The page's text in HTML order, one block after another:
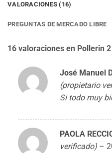
VALORACIONES (16)
PREGUNTAS DE MERCADO LIBRE
16 valoraciones en Pollerin
José Manuel
(propietario
Si todo muy
PAOLA
verificado) –